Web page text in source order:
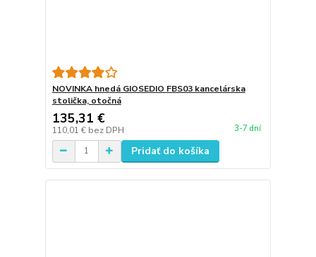
NOVINKA hnedá GIOSEDIO FBS03 kancelárska
stolička, otočná
135,31 €
110,01 € bez DPH 3-7 dní
Pridať do košíka